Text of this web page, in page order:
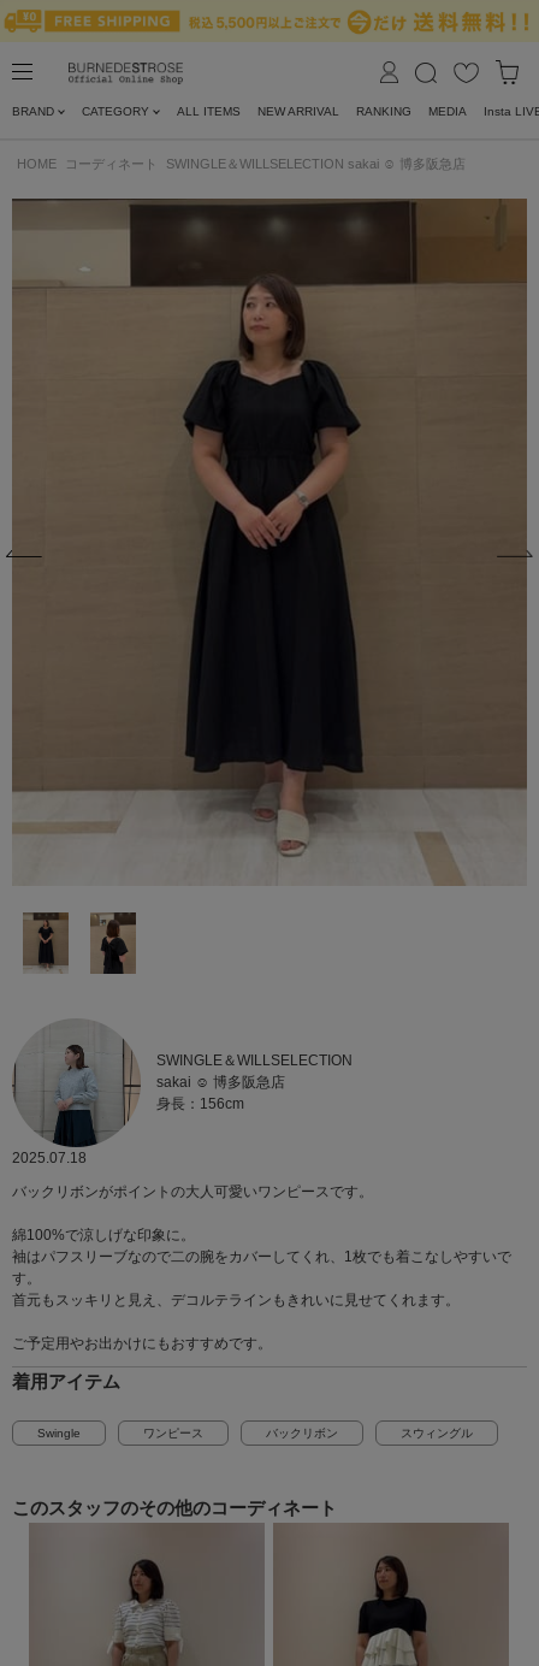
BRAND CATEGORY ALL ITEMS NEW ARRIVAL RANKING MEDIA Insta
HOME コーディネート SWINGLE＆WILLSELECTION sakai ☺︎ 博多阪急店
SWINGLE＆WILLSELECTION
sakai ☺︎ 博多阪急店
身長：156cm
2025.07.18
バックリボンがポイントの大人可愛いワンピースです。
綿100%で涼しげな印象に。
袖はパフスリーブなので二の腕をカバーしてくれ、1枚でも着こなしやすいで
す。
首元もスッキリと見え、デコルテラインもきれいに見せてくれます。
ご予定用やお出かけにもおすすめです。
着用アイテム
Swingle ワンピース バックリボン スウィングル
このスタッフのその他のコーディネート